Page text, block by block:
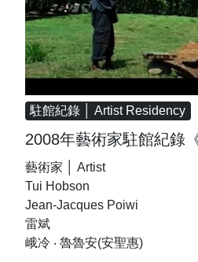
駐館紀錄 │ Artist Residency
藝術家 │ Artist
Tui Hobson
Jean-Jacques Poiwi
雷斌
峨冷 ‧ 魯魯安(安聖惠)